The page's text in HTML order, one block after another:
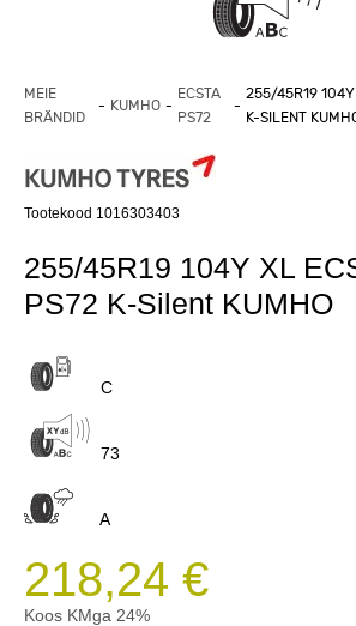
MEIE
BRÄNDID
KUMHO
ECSTA
PS72
255/45R19 104Y
K-SILENT
Tootekood 1016303403
255/45R19 104Y XL
PS72 K-Silent KUMHO
C
73
A
218,24 €
Koos KMga 24%